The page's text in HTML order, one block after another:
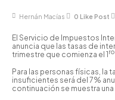
Hernán Macías 0 Like Post
El Servicio de Impuestos
anuncia que las tasas de
trimestre que comienza el 1ro
Para las personas físicas, la
insuficientes será del 7%
continuación se muestra